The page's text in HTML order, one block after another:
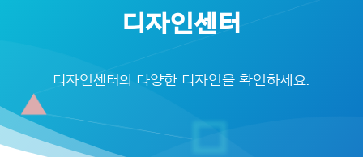
디자인센터
디자인센터의 다양한 디자인을 확인하세요.